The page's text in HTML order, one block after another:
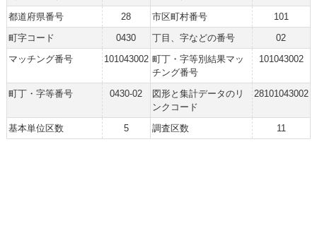
都道府県番号
28 市区町村番号
101
町字コード
0430 丁目、字などの番号
02
マッチング番号
101043002 町丁・字等別結果マッ
チング番号
101043002
町丁・字等番号 0430-02
図形と集計データのリ
ンクコード
28101043002
基本単位区数 5 調査区数 11